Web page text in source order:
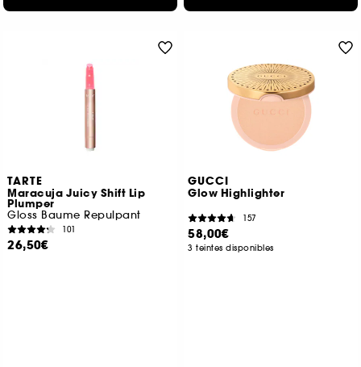
TARTE
Maracuja Juicy Shift Lip
Plumper
Gloss Baume Repulpant
101
26,50€
GUCCI
Glow Highlighter
157
58,00€
3 teintes disponibles